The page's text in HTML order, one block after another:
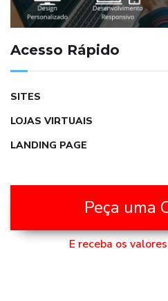
Acesso Rápido
SITES
LOJAS VIRTUAIS
LANDING PAGE
Peça uma
E receba os